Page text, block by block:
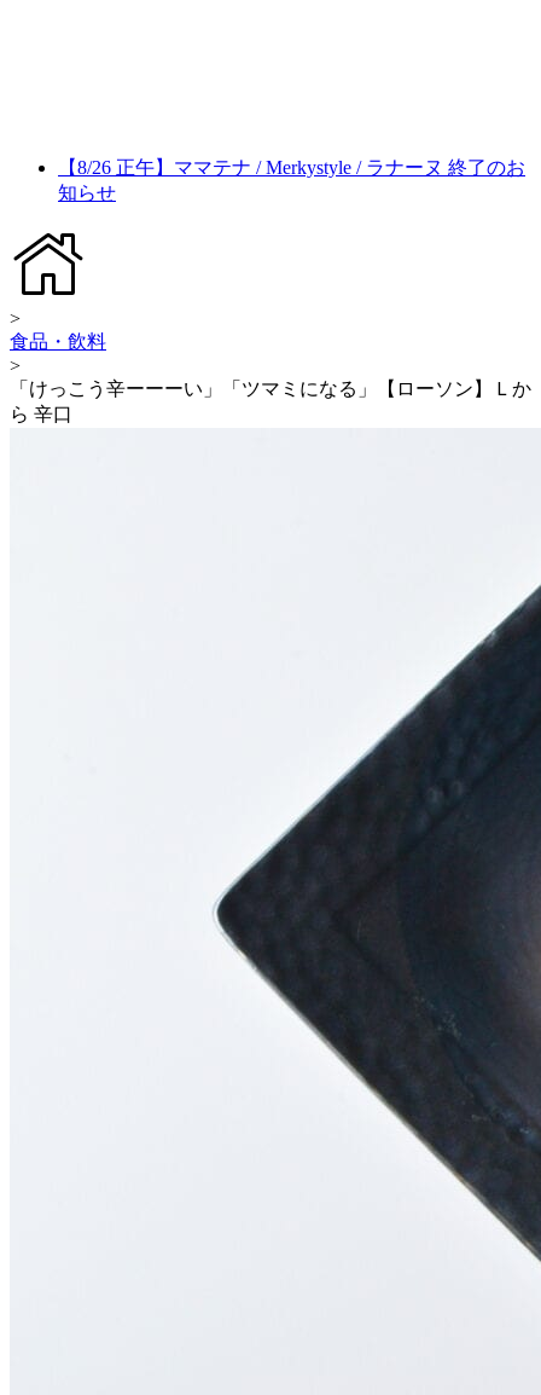
【8/26 正午】ママテナ / Merkystyle / ラナーヌ 終了のお
知らせ
>
食品・飲料
>
「けっこう辛ーーーい」「ツマミになる」【ローソン】Ｌか
ら 辛口